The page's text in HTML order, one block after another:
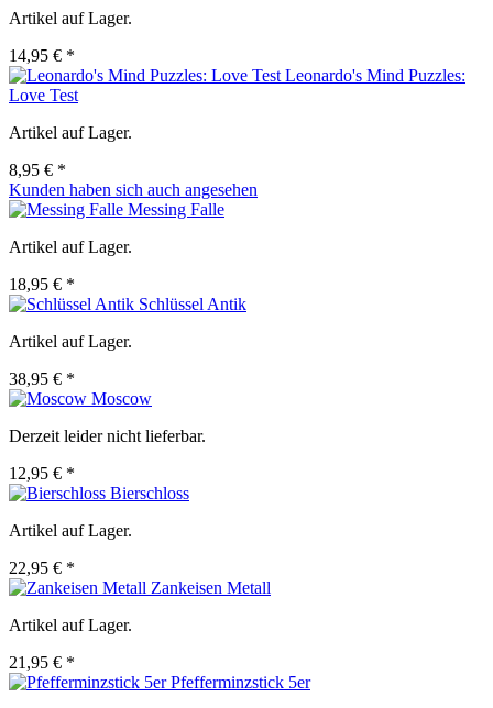
Artikel auf Lager.
14,95 € *
Leonardo's Mind Puzzles:
Love Test
Artikel auf Lager.
8,95 € *
Kunden haben sich auch angesehen
Messing Falle
Artikel auf Lager.
18,95 € *
Schlüssel Antik
Artikel auf Lager.
38,95 € *
Moscow
Derzeit leider nicht lieferbar.
12,95 € *
Bierschloss
Artikel auf Lager.
22,95 € *
Zankeisen Metall
Artikel auf Lager.
21,95 € *
Pfefferminzstick 5er